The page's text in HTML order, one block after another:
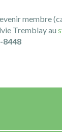
membre
Tremblay aus
8448